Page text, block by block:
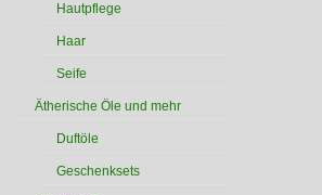
Hautpflege
Haar
Seife
Ätherische Öle und mehr
Duftöle
Geschenksets